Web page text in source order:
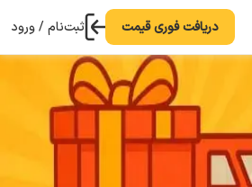
دریافت فوری قیمت ثبت‌نام / ورود